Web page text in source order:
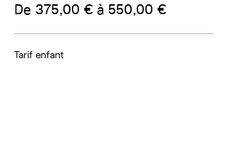
De 375,00 € à 550,00 €
Tarif enfant